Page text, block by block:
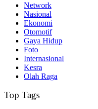
Network
Nasional
Ekonomi
Otomotif
Gaya Hidup
Foto
Internasional
Kesra
Olah Raga
Top Tags